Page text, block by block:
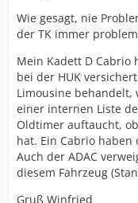
Wie gesagt, nie
der TK immer
Mein Kadett D Cabrio
bei der HUK
Limousine behandelt,
einer internen Liste
Oldtimer auftaucht,
hat. Ein Cabrio
Auch der ADAC
diesem Fahrzeug
Gruß Winfried